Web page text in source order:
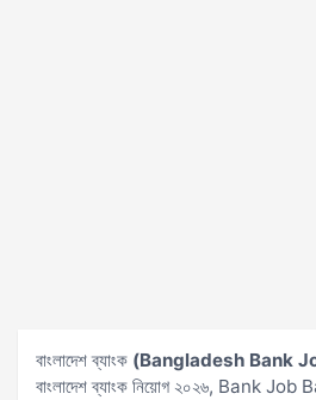
বাংলাদেশ ব্যাংক (Bangladesh Bank
বাংলাদেশ ব্যাংক নিয়োগ ২০২৬, Bank Job